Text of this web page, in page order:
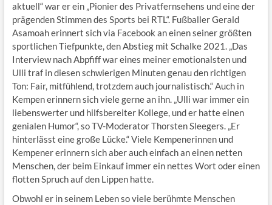
aktuell“ war er ein „Pionier des Privatfernsehens und eine der
prägenden Stimmen des Sports bei RTL“. Fußballer Gerald
Asamoah erinnert sich via Facebook an einen seiner größten
sportlichen Tiefpunkte, den Abstieg mit Schalke 2021. „Das
Interview nach Abpfiff war eines meiner emotionalsten und
Ulli traf in diesen schwierigen Minuten genau den richtigen
Ton: Fair, mitfühlend, trotzdem auch journalistisch.“ Auch in
Kempen erinnern sich viele gerne an ihn. „Ulli war immer ein
liebenswerter und hilfsbereiter Kollege, und er hatte einen
genialen Humor“, so TV-Moderator Thorsten Sleegers. „Er
hinterlässt eine große Lücke.“ Viele Kempenerinnen und
Kempener erinnern sich aber auch einfach an einen netten
Menschen, der beim Einkauf immer ein nettes Wort oder einen
flotten Spruch auf den Lippen hatte.
Obwohl er in seinem Leben so viele berühmte Menschen